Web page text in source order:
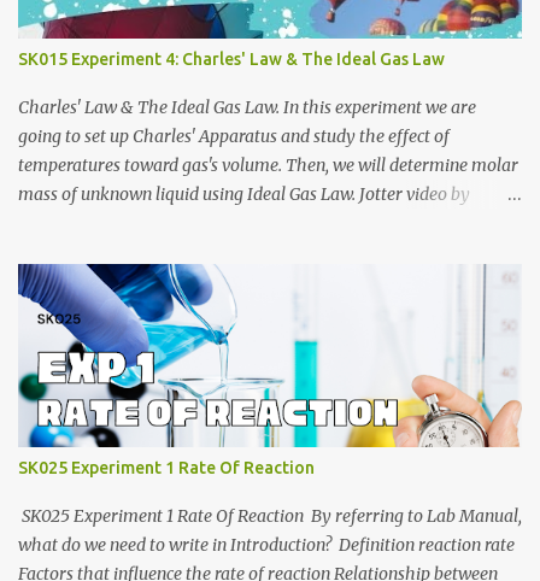
https://anyflip.com/pnrrr/iiyh 2019/2020:
https://anyflip.com/yrcyt/uzxe/ 2020/2021:
https://anyflip.com/yrcyt/psud/ 2021/2022:
https://anyflip.com/yrcyt/gfhx/ Penafian: Bahan-bahan ini
adalah hasil carian Google. Bukan disediakan oleh admin. Admin
hanya membuat compilation sahaja.
SK015 Experiment 4: Charles' Law & The Ideal Gas Law
Charles' Law & The Ideal Gas Law. In this experiment we are
going to set up Charles' Apparatus and study the effect of
temperatures toward gas's volume. Then, we will determine molar
mass of unknown liquid using Ideal Gas Law. Jotter video by
SK025 Experiment 1 Rate Of Reaction
SK025 Experiment 1 Rate Of Reaction By referring to Lab Manual,
what do we need to write in Introduction? Definition reaction rate
Factors that influence the rate of reaction Relationship between